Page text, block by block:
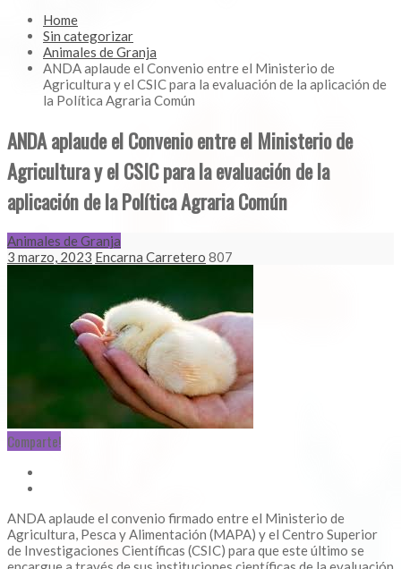
Home
Sin categorizar
Animales de Granja
ANDA aplaude el Convenio entre el Ministerio de
Agricultura y el CSIC para la evaluación de la aplicación de
la Política Agraria Común
ANDA aplaude el Convenio entre el Ministerio de
Agricultura y el CSIC para la evaluación de la
aplicación de la Política Agraria Común
Animales de Granja
3 marzo, 2023 Encarna Carretero 807
Comparte!
ANDA aplaude el convenio firmado entre el Ministerio de
Agricultura, Pesca y Alimentación (MAPA) y el Centro Superior
de Investigaciones Científicas (CSIC) para que este último se